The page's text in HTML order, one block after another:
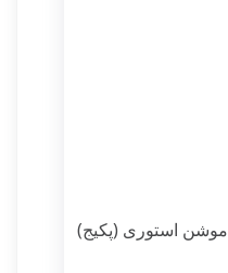
استوری (پکیج)